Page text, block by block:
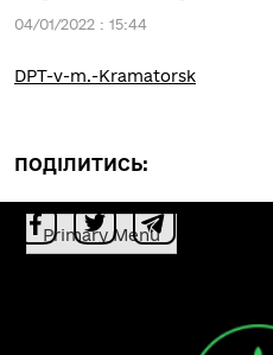
04/01/2022 : 15:44
DPT-v-m.-Kramatorsk
ПОДІЛИТИСЬ:
Primary Menu